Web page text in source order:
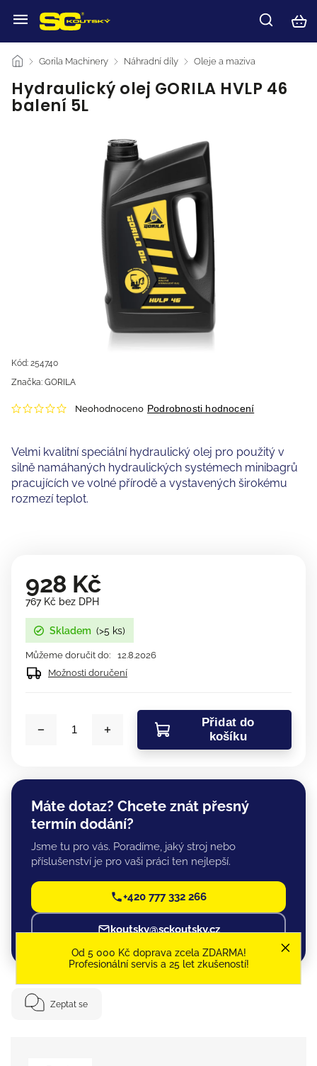
Od 5 000 Kč doprava zcela ZDARMA!
Profesionální servis a 25 let zkušeností!
/ Gorila Machinery / Náhradní díly / Oleje a maziva
Hydraulický olej GORILA HVLP 46
balení 5L
Kód: 254740
Neohodnoceno Podrobnosti hodnocení
Velmi kvalitní speciální hydraulický olej pro použitý v
silně namáhaných hydraulických systémech minibagrů
pracujících ve volné přírodě a vystavených širokému
rozmezí teplot.
Značka: GORILA
928 Kč
767 Kč bez DPH
Skladem (>5 ks)
Můžeme doručit do:
12.8.2026
Možnosti doručení
Přidat do
košíku
Máte dotaz? Chcete znát přesný
termín dodání?
Jsme tu pro vás. Poradíme, jaký stroj nebo
příslušenství je pro vaši práci ten nejlepší.
+420 777 332 266
koutsky@sckoutsky.cz
Zeptat se